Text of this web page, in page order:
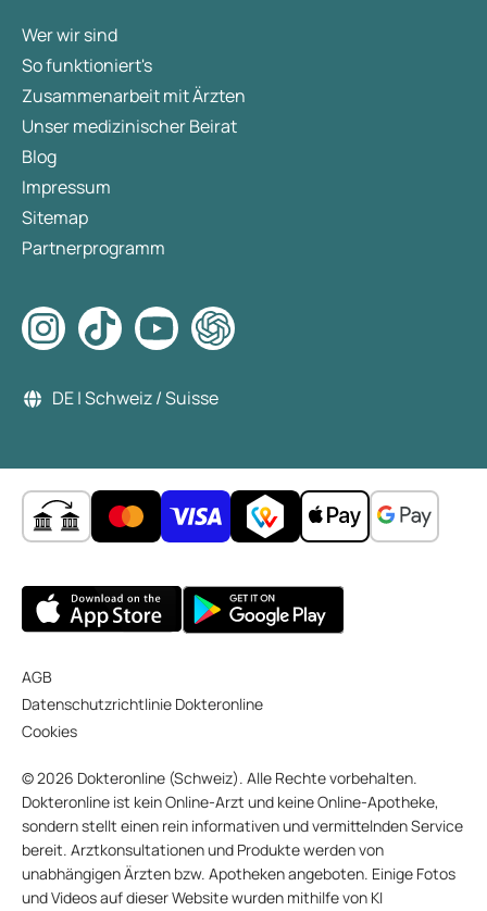
Wer wir sind
So funktioniert's
Zusammenarbeit mit Ärzten
Unser medizinischer Beirat
Blog
Impressum
Sitemap
Partnerprogramm
DE | Schweiz / Suisse
AGB
Datenschutzrichtlinie Dokteronline
Cookies
© 2026 Dokteronline (Schweiz). Alle Rechte vorbehalten.
Dokteronline ist kein Online-Arzt und keine Online-Apotheke,
sondern stellt einen rein informativen und vermittelnden Service
bereit. Arztkonsultationen und Produkte werden von
unabhängigen Ärzten bzw. Apotheken angeboten. Einige Fotos
und Videos auf dieser Website wurden mithilfe von KI